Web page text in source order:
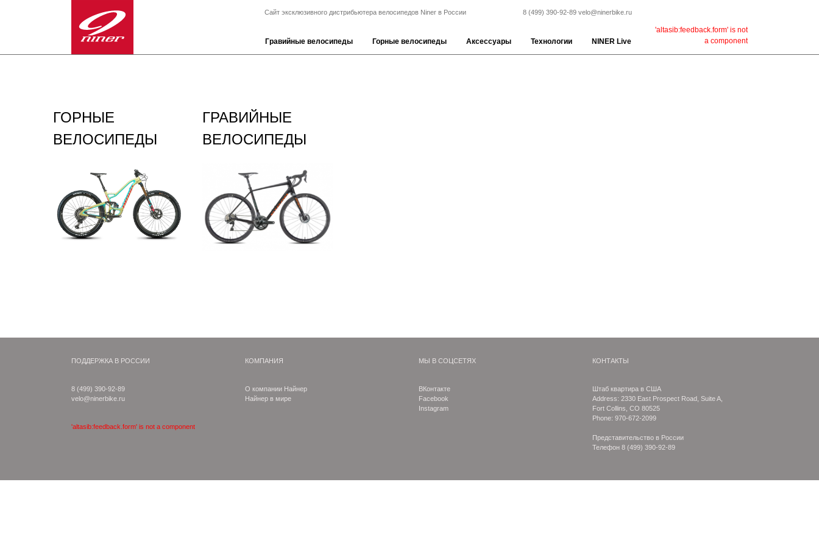
Сайт эксклюзивного дистрибьютера велосипедов Niner в России 8 (499) 390-92-89 velo@ninerbike.ru
Гравийные велосипеды Горные велосипеды Аксессуары Технологии NINER Live
'altasib:feedback.form' is not
a component
ГОРНЫЕ
ВЕЛОСИПЕДЫ
ГРАВИЙНЫЕ
ВЕЛОСИПЕДЫ
ПОДДЕРЖКА В РОССИИ
8 (499) 390-92-89
velo@ninerbike.ru
'altasib:feedback.form' is not a component
КОМПАНИЯ
О компании Найнер
Найнер в мире
МЫ В СОЦСЕТЯХ
ВКонтакте
Facebook
Instagram
КОНТАКТЫ
Штаб квартира в США
Address: 2330 East Prospect Road, Suite A,
Fort Collins, CO 80525
Phone: 970-672-2099
Представительство в России
Телефон 8 (499) 390-92-89